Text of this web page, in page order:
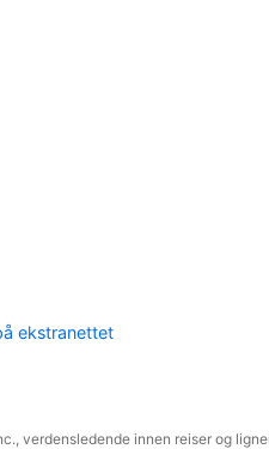
ekstranettet
verdensledende innen reiser og